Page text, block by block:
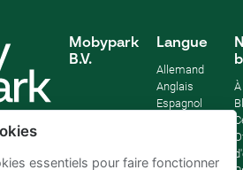
Mobypark
B.V.
Langue
Allemand
Anglais
Espagnol
essentiels pour faire fonctionner